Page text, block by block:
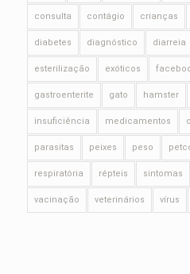
consulta contágio crianças
diabetes diagnóstico diarreia
esterilização exóticos
gastroenterite gato hamster
insuficiência medicamentos
parasitas peixes peso
respiratória répteis sintomas
vacinação veterinários vírus